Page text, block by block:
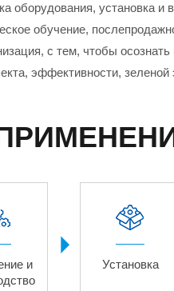
оборудования, установка
обучение,
с тем, чтобы
эффективности, зеленой
и

Установка